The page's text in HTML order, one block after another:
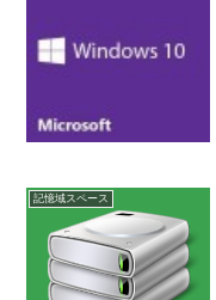
記憶域スペース